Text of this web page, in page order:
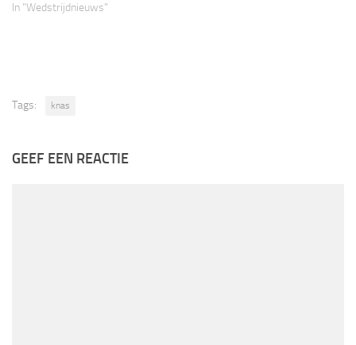
In "Wedstrijdnieuws"
Tags: knas
GEEF EEN REACTIE